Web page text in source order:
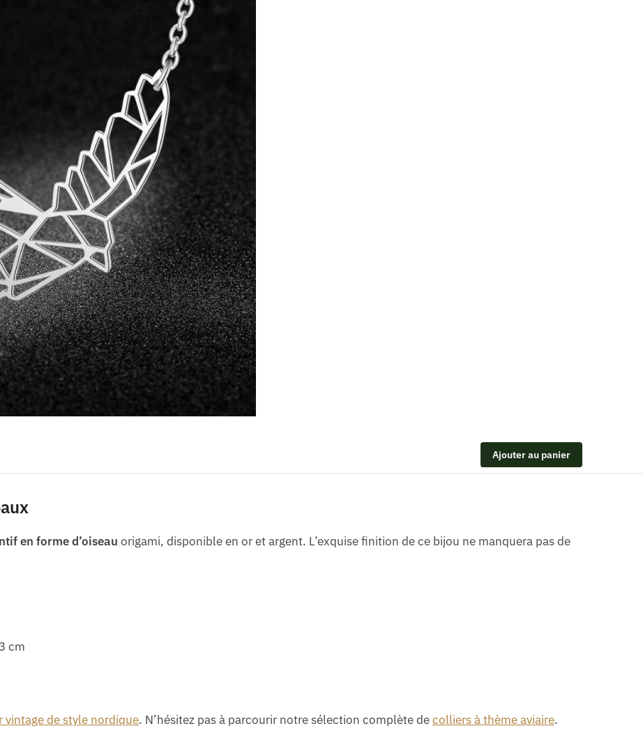
Ajouter au panier
en forme d’oiseau origami, disponible en or et argent. L’exquise finition de ce bijou ne manquera pas de
cm
vintage de style nordique. N’hésitez pas à parcourir notre sélection complète decolliers à thème aviaire.